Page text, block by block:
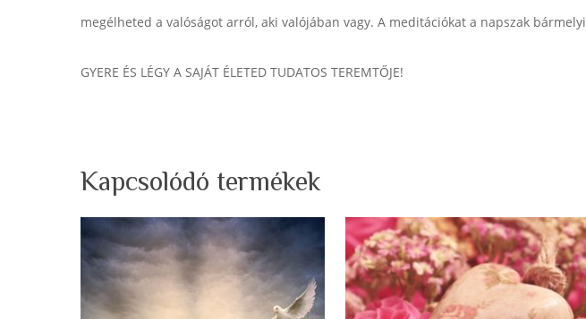
megélheted a valóságot arról, aki valójában vagy. A meditációkat a napszak
GYERE ÉS LÉGY A SAJÁT ÉLETED TUDATOS TEREMTŐJE!
Kapcsolódó termékek